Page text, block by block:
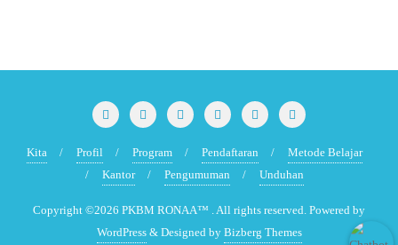
Kita Profil Program Pendaftaran
Metode Belajar
Kantor
Pengumuman Unduhan
Copyright ©2026 PKBM RONAA™ . All rights reserved. Powered by
WordPress & Designed by Bizberg Themes